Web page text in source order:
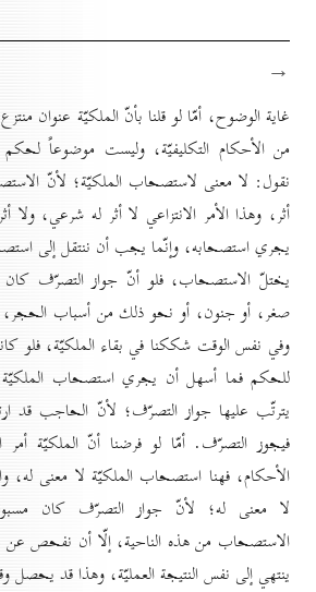
→
غاية الوضوح، أمّا لو قلنا بأنّ الملكيّة عنوان
من الأحكام التكليفيّة، وليست موضوعاً
نقول: لا معنى لاستصحاب الملكيّة؛ لأنّ
أثر، وهذا الأمر الانتزاعي لا أثر له شرعي،
يجري استصحابه، وإنّما يجب أن ننتقل إلى
يختلّ الاستصحاب، فلو أنّ جواز التصرّف
صغر، أو جنون، أو نحو ذلك من أسباب الحجر،
وفي نفس الوقت شككنا في بقاء الملكيّة، فلو
للحكم فما أسهل أن يجري استصحاب الملكيّة،
يترتّب عليها جواز التصرّف؛ لأنّ الحاجب قد
فيجوز التصرّف. أمّا لو فرضنا أنّ الملكيّة
الأحكام، فهنا استصحاب الملكيّة لا معنى
لا معنى له؛ لأنّ جواز التصرّف كان
الاستصحاب من هذه الناحية، إلّا أن نفحص
ينتهي إلى نفس النتيجة العمليّة، وهذا قد